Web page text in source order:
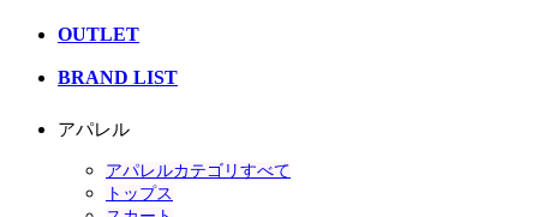
OUTLET
BRAND LIST
アパレル
アパレルカテゴリすべて
トップス